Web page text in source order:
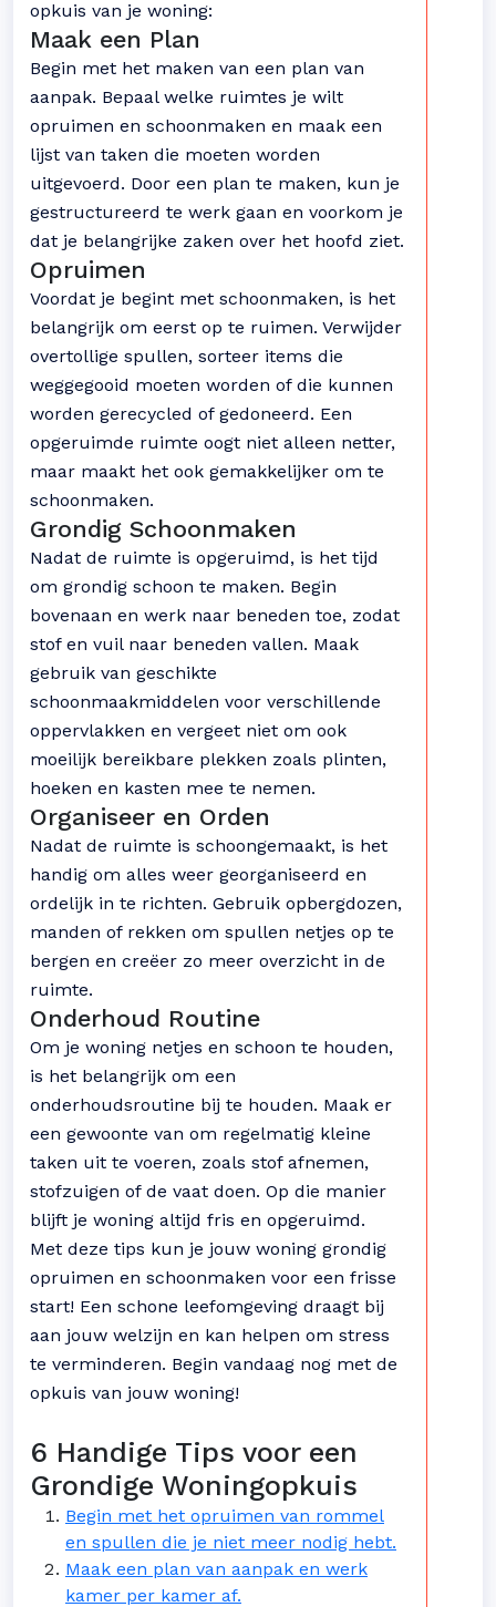
opkuis van je woning:
Maak een Plan
Begin met het maken van een plan van
aanpak. Bepaal welke ruimtes je wilt
opruimen en schoonmaken en maak een
lijst van taken die moeten worden
uitgevoerd. Door een plan te maken, kun je
gestructureerd te werk gaan en voorkom je
dat je belangrijke zaken over het hoofd ziet.
Opruimen
Voordat je begint met schoonmaken, is het
belangrijk om eerst op te ruimen. Verwijder
overtollige spullen, sorteer items die
weggegooid moeten worden of die kunnen
worden gerecycled of gedoneerd. Een
opgeruimde ruimte oogt niet alleen netter,
maar maakt het ook gemakkelijker om te
schoonmaken.
Grondig Schoonmaken
Nadat de ruimte is opgeruimd, is het tijd
om grondig schoon te maken. Begin
bovenaan en werk naar beneden toe, zodat
stof en vuil naar beneden vallen. Maak
gebruik van geschikte
schoonmaakmiddelen voor verschillende
oppervlakken en vergeet niet om ook
moeilijk bereikbare plekken zoals plinten,
hoeken en kasten mee te nemen.
Organiseer en Orden
Nadat de ruimte is schoongemaakt, is het
handig om alles weer georganiseerd en
ordelijk in te richten. Gebruik opbergdozen,
manden of rekken om spullen netjes op te
bergen en creëer zo meer overzicht in de
ruimte.
Onderhoud Routine
Om je woning netjes en schoon te houden,
is het belangrijk om een
onderhoudsroutine bij te houden. Maak er
een gewoonte van om regelmatig kleine
taken uit te voeren, zoals stof afnemen,
stofzuigen of de vaat doen. Op die manier
blijft je woning altijd fris en opgeruimd.
Met deze tips kun je jouw woning grondig
opruimen en schoonmaken voor een frisse
start! Een schone leefomgeving draagt bij
aan jouw welzijn en kan helpen om stress
te verminderen. Begin vandaag nog met de
opkuis van jouw woning!
6 Handige Tips voor een
Grondige Woningopkuis
Begin met het opruimen van rommel
en spullen die je niet meer nodig hebt.
Maak een plan van aanpak en werk
kamer per kamer af.